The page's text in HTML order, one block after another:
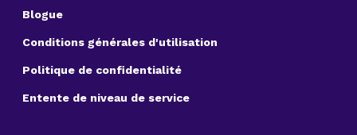
Blogue
Conditions générales d'utilisation
Politique de confidentialité
Entente de niveau de service